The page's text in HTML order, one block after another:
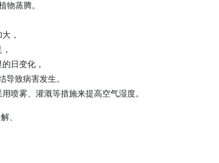
物蒸腾。
，
日变化，
致病害发生。
喷雾、灌溉等措施来提高空气湿度。
、